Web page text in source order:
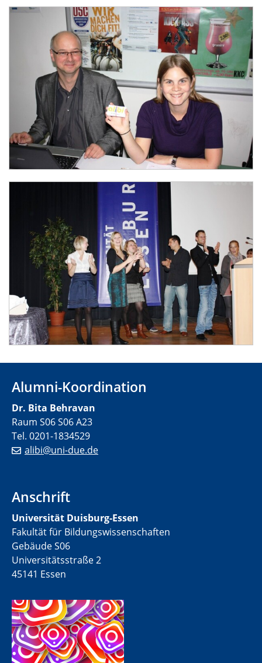
Alumni-Koordination
Dr. Bita Behravan
Raum S06 S06 A23
Tel. 0201-1834529
alibi@uni-due.de
Anschrift
Universität Duisburg-Essen
Fakultät für Bildungswissenschaften
Gebäude S06
Universitätsstraße 2
45141 Essen